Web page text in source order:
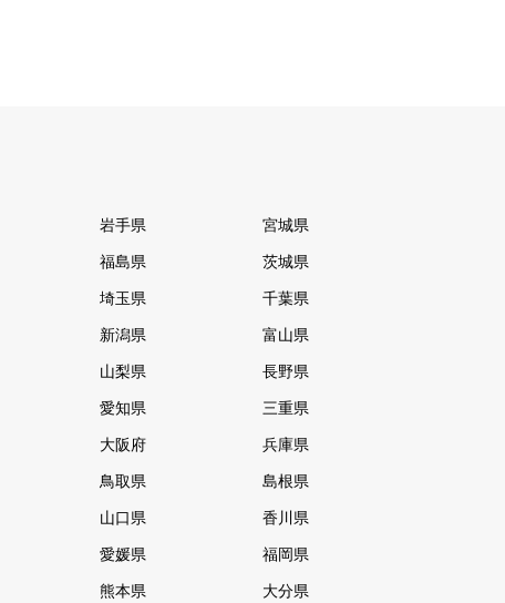
岩手県 宮城県
福島県 茨城県
埼玉県 千葉県
新潟県 富山県
山梨県 長野県
愛知県 三重県
大阪府 兵庫県
鳥取県 島根県
山口県 香川県
愛媛県 福岡県
熊本県 大分県